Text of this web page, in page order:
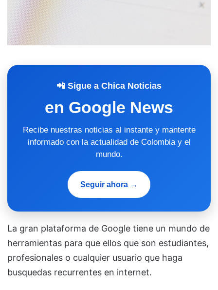
📲 Sigue a Chica Noticias
en Google News
Recibe nuestras noticias al instante y mantente
informado con la actualidad de Colombia y el
mundo.
Seguir ahora →
La gran plataforma de Google tiene un mundo de
herramientas para que ellos que son estudiantes,
profesionales o cualquier usuario que haga
busquedas recurrentes en internet.